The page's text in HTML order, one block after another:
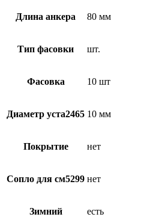
Длина анкера 80 мм
Тип фасовки шт.
Фасовка 10 шт
Диаметр уста2465 10 мм
Покрытие нет
Сопло для см5299 нет
Зимний есть